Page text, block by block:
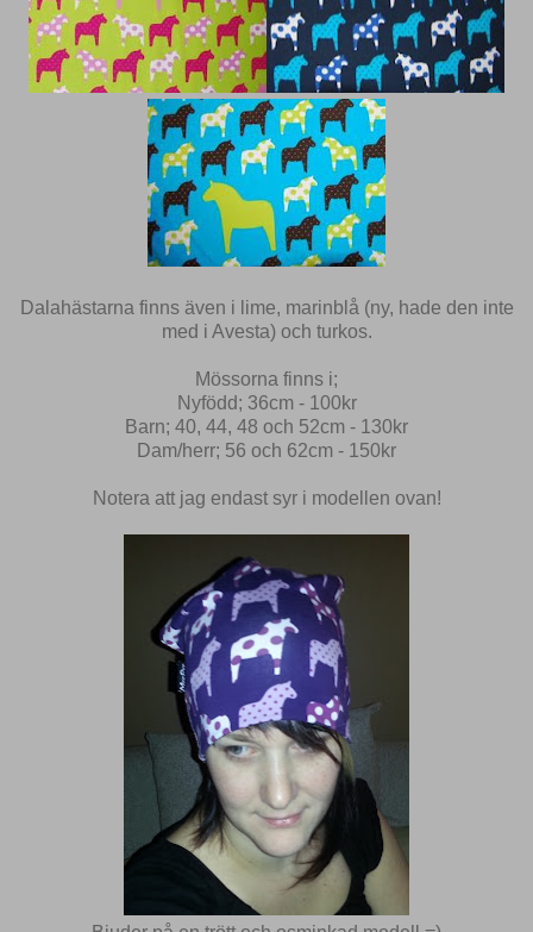
Dalahästarna finns även i lime, marinblå (ny, hade den inte
med i Avesta) och turkos.
Mössorna finns i;
Nyfödd; 36cm - 100kr
Barn; 40, 44, 48 och 52cm - 130kr
Dam/herr; 56 och 62cm - 150kr
Notera att jag endast syr i modellen ovan!